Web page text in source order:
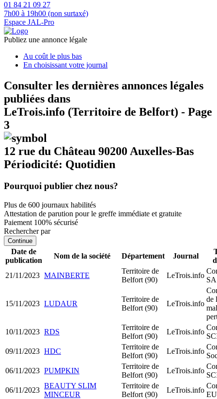
01 84 21 09 27
7h00 à 19h00 (non surtaxé)
Espace JAL-Pro
Publiez une annonce légale
Au coût le plus bas
En choisissant votre journal
Consulter les dernières annonces légales
publiées dans
LeTrois.info (Territoire de Belfort) - Page
3
12 rue du Château 90200 Auxelles-Bas
Périodicité: Quotidien
Pourquoi publier chez nous?
Plus de 600 journaux habilités
Attestation de parution pour le greffe immédiate et gratuite
Paiement 100% sécurisé
Rechercher par
Continue
Date de
publication
Nom de la société Département Journal
21/11/2023 MAINBERTE
Territoire de
Belfort (90)
LeTrois.info
15/11/2023 LUDAUR
Territoire de
Belfort (90)
LeTrois.info
de
10/11/2023 RDS
Territoire de
Belfort (90)
LeTrois.info
09/11/2023 HDC
Territoire de
Belfort (90)
LeTrois.info
06/11/2023 PUMPKIN
Territoire de
Belfort (90)
LeTrois.info
06/11/2023
BEAUTY SLIM
MINCEUR
Territoire de
Belfort (90)
LeTrois.info